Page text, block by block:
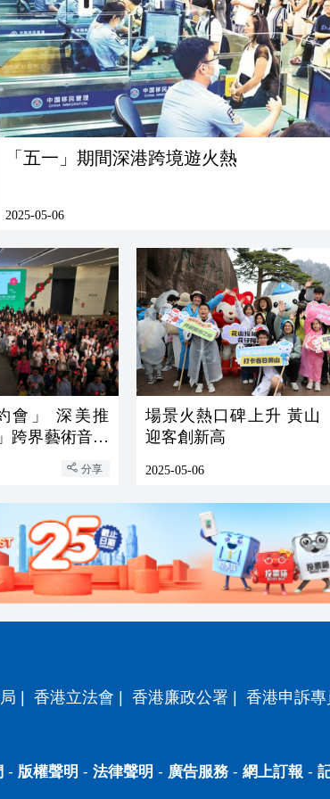
「五一」期間深港跨境遊火熱
2025-05-06
會」 深美推
跨界藝術音樂
分享
場景火熱口碑上升 黃山
迎客創新高
2025-05-06
香港立法會 香港廉政公署
香港申訴
- 版權聲明 - 法律聲明 - 廣告服務- 網上訂報 -